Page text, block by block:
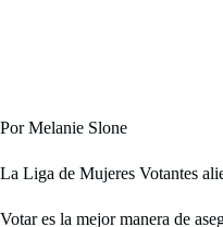
Por Melanie Slone
La Liga de Mujeres Votantes
Votar es la mejor manera de